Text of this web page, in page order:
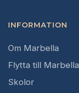
INFORMATION
Om Marbella
Flytta till Marbella
Skolor